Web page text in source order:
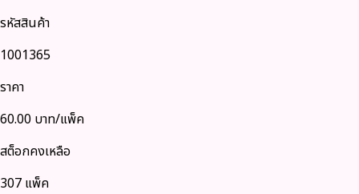
รหัสสินค้า
1001365
ราคา
60.00 บาท/แพ็ค
สต็อกคงเหลือ
307 แพ็ค